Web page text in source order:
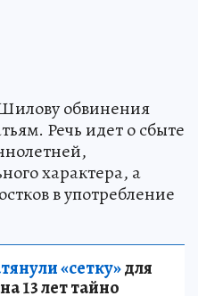
обвинения
Речь идет о сбыте
характера, а
в употребление
«сетку»для
13 лет тайно